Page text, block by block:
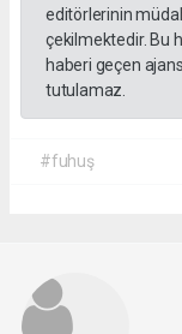
editörlerinin
çekilmektedir. Bu
haberi geçen
tutulamaz.
#fuhuş